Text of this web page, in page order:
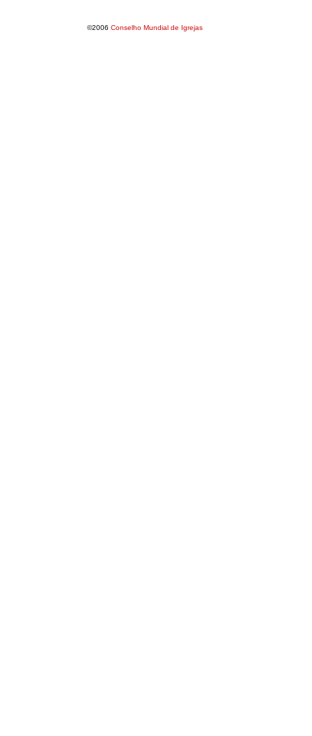
©2006 Conselho Mundial de Igrejas